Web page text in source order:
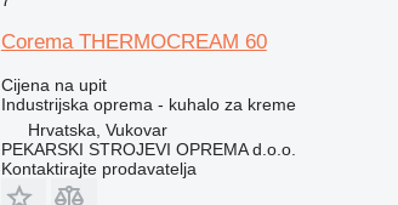
Corema THERMOCREAM 60
Cijena na upit
Industrijska oprema - kuhalo za kreme
Hrvatska, Vukovar
PEKARSKI STROJEVI OPREMA d.o.o.
Kontaktirajte prodavatelja